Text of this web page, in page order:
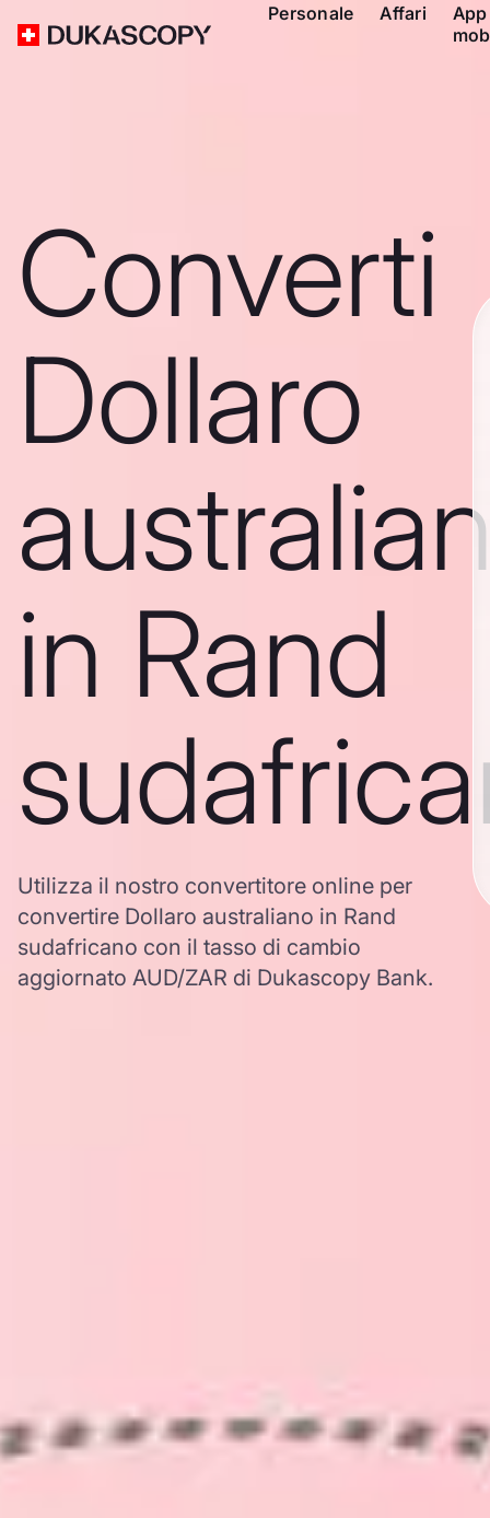
Personale Affari
App
Converti
Dollaro
in Rand
Utilizza il nostro convertitore online per
convertire Dollaro australiano in Rand
sudafricano con il tasso di cambio
aggiornato AUD/ZAR di Dukascopy Bank.